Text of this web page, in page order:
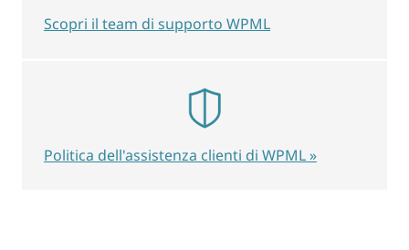
Scopri il team di supporto WPML
Politica dell'assistenza clienti di WPML »